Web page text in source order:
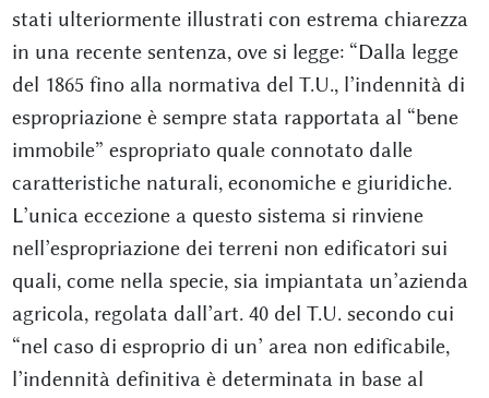
stati ulteriormente illustrati con estrema chiarezza
in una recente sentenza, ove si legge: “Dalla legge
del 1865 fino alla normativa del T.U., l’indennità di
espropriazione è sempre stata rapportata al “bene
immobile” espropriato quale connotato dalle
caratteristiche naturali, economiche e giuridiche.
L’unica eccezione a questo sistema si rinviene
nell’espropriazione dei terreni non edificatori sui
quali, come nella specie, sia impiantata un’azienda
agricola, regolata dall’art. 40 del T.U. secondo cui
“nel caso di esproprio di un’ area non edificabile,
l’indennità definitiva è determinata in base al